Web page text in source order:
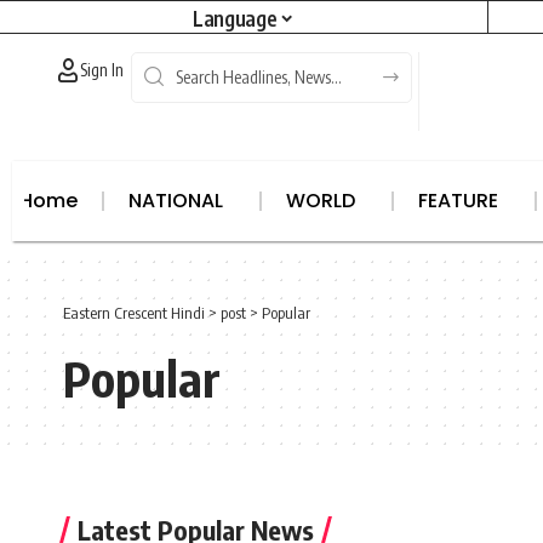
Language
Sign In
Home NATIONAL
North East States
WORLD
Africa Asia
FEATURE
Articles
Eastern Crescent Hindi> post > Popular
Popular
Latest Popular News